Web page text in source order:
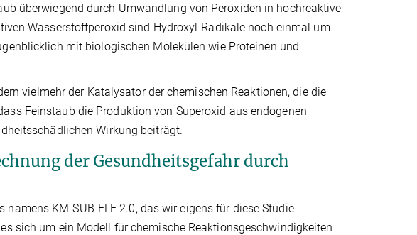
überwiegend durch Umwandlung von Peroxiden in hochreaktive
Wasserstoffperoxid sind Hydroxyl-Radikale noch einmal um
mit biologischen Molekülen wie Proteinen und
vielmehr der Katalysator der chemischen Reaktionen, die die
Feinstaub die Produktion von Superoxid aus endogenen
Wirkung beiträgt.
der Gesundheitsgefahr durch
KM-SUB-ELF 2.0, das wir eigens für diese Studie
sich um ein Modell für chemische Reaktionsgeschwindigkeiten